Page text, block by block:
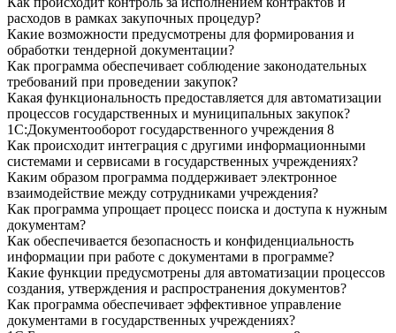
расходов в рамках закупочных процедур?
Какие возможности предусмотрены для формирования и
обработки тендерной документации?
Как программа обеспечивает соблюдение законодательных
требований при проведении закупок?
Какая функциональность предоставляется для автоматизации
процессов государственных и муниципальных закупок?
1С:Документооборот государственного учреждения 8
Как происходит интеграция с другими информационными
системами и сервисами в государственных учреждениях?
Каким образом программа поддерживает электронное
взаимодействие между сотрудниками учреждения?
Как программа упрощает процесс поиска и доступа к нужным
документам?
Как обеспечивается безопасность и конфиденциальность
информации при работе с документами в программе?
Какие функции предусмотрены для автоматизации процессов
создания, утверждения и распространения документов?
Как программа обеспечивает эффективное управление
документами в государственных учреждениях?